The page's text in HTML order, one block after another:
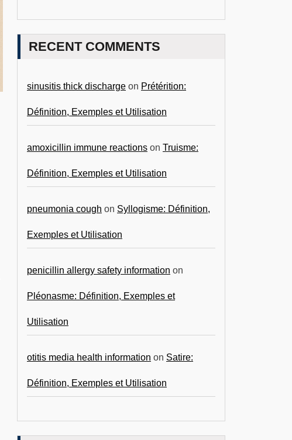
RECENT COMMENTS
sinusitis thick discharge on Prétérition:
Définition, Exemples et Utilisation
amoxicillin immune reactions on Truisme:
Définition, Exemples et Utilisation
pneumonia cough on Syllogisme: Définition,
Exemples et Utilisation
penicillin allergy safety information on
Pléonasme: Définition, Exemples et
Utilisation
otitis media health information on Satire:
Définition, Exemples et Utilisation